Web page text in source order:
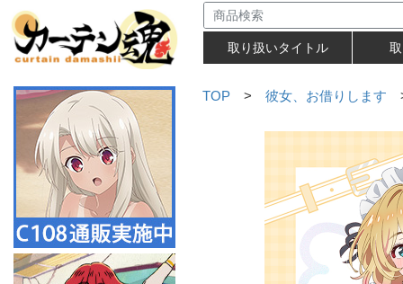
取り扱いタイトル
TOP > 彼女、お借りします